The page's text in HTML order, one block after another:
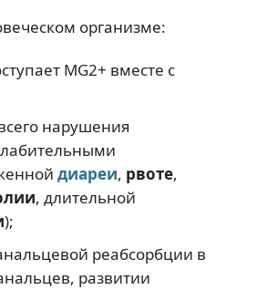
организме:
MG2+ вместе с
нарушения
диареи, рвоте,
, длительной
);
реабсорбции в
развитии